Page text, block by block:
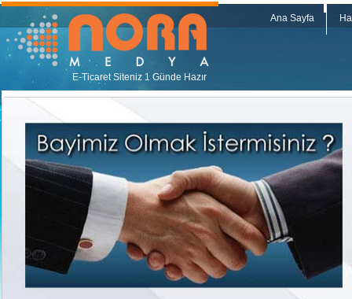
E-Ticaret Siteniz 1 Günde Hazır
Ana Sayfa